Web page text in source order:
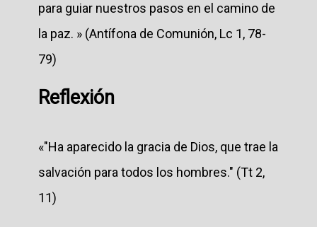
para guiar nuestros pasos en el camino de
la paz. » (Antífona de Comunión, Lc 1, 78-
79)
Reflexión
«"Ha aparecido la gracia de Dios, que trae la
salvación para todos los hombres." (Tt 2,
11)